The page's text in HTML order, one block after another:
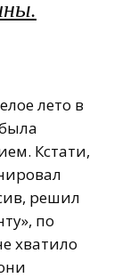
лето в
Кстати,
решил
по
хватило